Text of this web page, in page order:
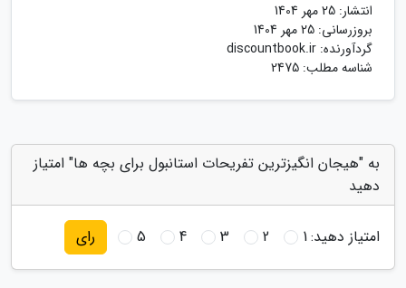
انتشار: 25 مهر 1404
بروزرسانی: 25 مهر 1404
گردآورنده: discountbook.ir
شناسه مطلب: 2475
به "هیجان انگیزترین تفریحات استانبول برای بچه ها" امتیاز
دهید
امتیاز دهید:1
2
3
4
5 رای